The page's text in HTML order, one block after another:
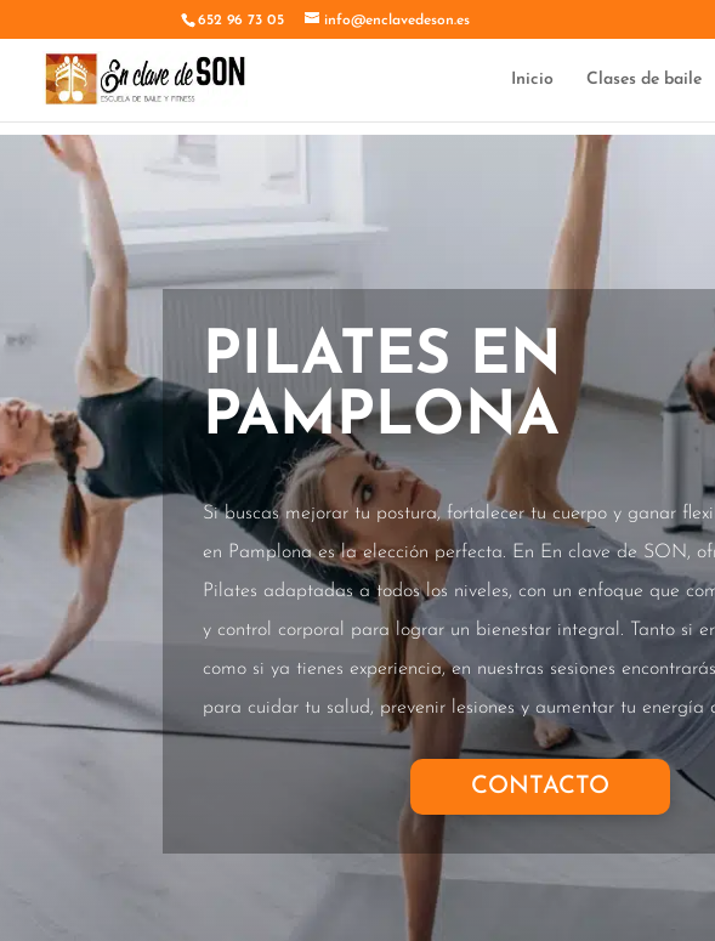
652 96 73 05 info@enclavedeson.es
Inicio Clases de baile
PILATES EN
PAMPLONA
Si buscas mejorar tu postura, fortalecer tu cuerpo y ganar
en Pamplona es la elección perfecta. En En clave de SON,
Pilates adaptadas a todos los niveles, con un enfoque que
y control corporal para lograr un bienestar integral. Tanto si
como si ya tienes experiencia, en nuestras sesiones
para cuidar tu salud, prevenir lesiones y aumentar tu energía
CONTACTO